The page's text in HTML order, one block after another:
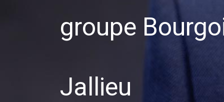
groupe
Jallieu